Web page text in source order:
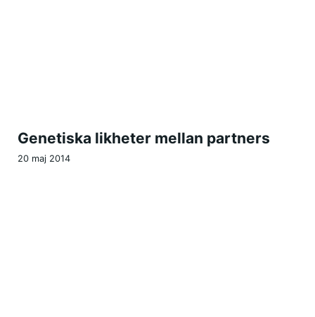
Genetiska likheter mellan partners
20 maj 2014